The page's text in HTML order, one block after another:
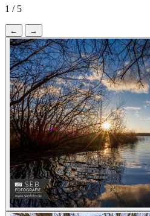
1 / 5
← →